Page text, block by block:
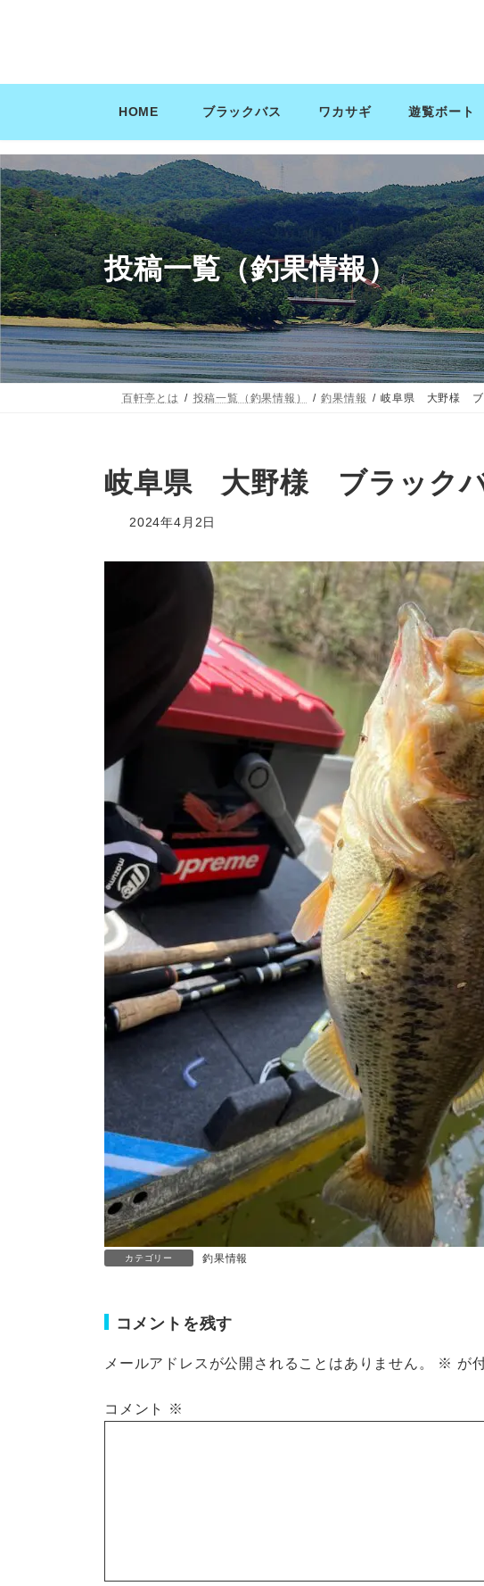
ン
ス
キ
ッ
プ
ー
ン
に
移
動
HOME ブラックバス ワカサギ 遊覧ボート
投稿一覧（釣果情報）
百軒亭とは 投稿一覧（釣果情報） 釣果情報 岐阜県 大野様 ブ
岐阜県 大野様 ブラック
2024年4月2日
カテゴリー 釣果情報
コメントを残す
メールアドレスが公開されることはありません。 ※ が
コメント ※